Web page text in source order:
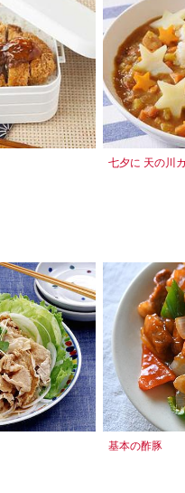
七夕に 天の川
基本の酢豚